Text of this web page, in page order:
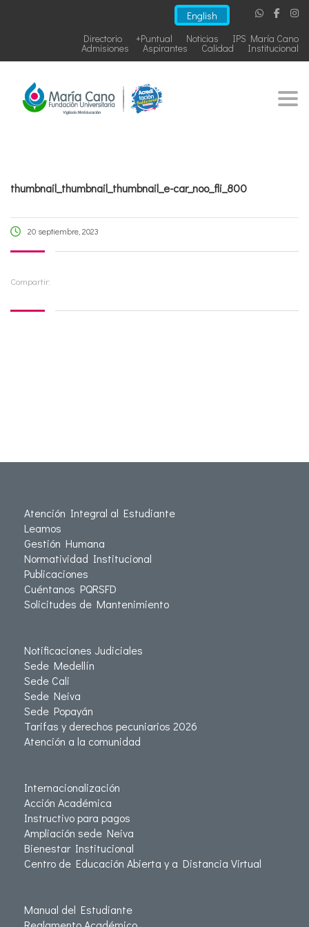
English
IPS María Cano
Noticias
+Puntual
Directorio
Institucional
Calidad
Aspirantes
Admisiones
thumbnail_thumbnail_thumbnail_e-car_noo_fli_800
20 septiembre, 2023
Compartir:
Atención Integral al Estudiante
Leamos
Gestión Humana
Normatividad Institucional
Publicaciones
Cuéntanos PQRSFD
Solicitudes de Mantenimiento
Notificaciones Judiciales
Sede Medellín
Sede Cali
Sede Neiva
Sede Popayán
Tarifas y derechos pecuniarios 2026
Atención a la comunidad
Internacionalización
Acción Académica
Instructivo para pagos
Ampliación sede Neiva
Bienestar Institucional
Centro de Educación Abierta y a Distancia Virtual
Manual del Estudiante